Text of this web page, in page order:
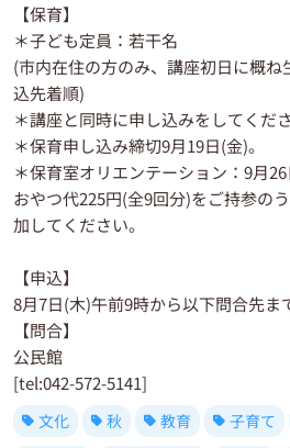
【保育】
＊子ども定員：若干名
(市内在住の方のみ、講座初日に概
込先着順)
＊講座と同時に申し込みをしてくださ
＊保育申し込み締切9月19日(金)。
＊保育室オリエンテーション：9月26
おやつ代225円(全9回分)をご持参の
加してください。
【申込】
8月7日(木)午前9時から以下問合先ま
【問合】
公民館
[tel:042-572-5141]
文化 秋 教育 子育て